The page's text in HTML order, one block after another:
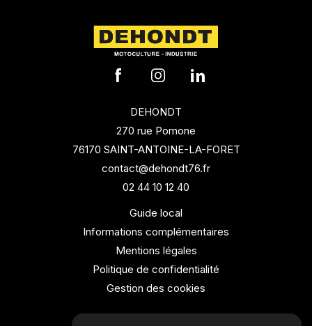
DEHONDT
270 rue Pomone
76170 SAINT-ANTOINE-LA-FORET
contact@dehondt76.fr
02 44 10 12 40
Guide local
Informations complémentaires
Mentions légales
Politique de confidentialité
Gestion des cookies